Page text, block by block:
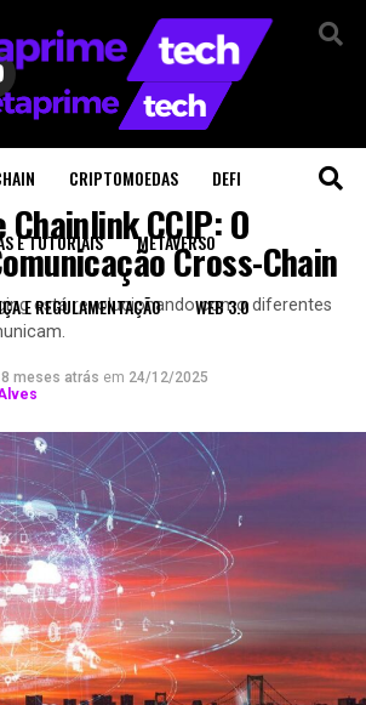
CRIPTOMOEDAS DEFI
E TUTORIAIS METAVERSO
E REGULAMENTAÇÃO WEB 3.0
CCIP: O
Cross-Chain
está revolucionando como diferentes
8 meses atrás em 24/12/2025